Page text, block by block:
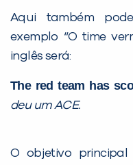
Aqui também
exemplo “O time
inglês será:
The red team has
deu um ACE.
O objetivo